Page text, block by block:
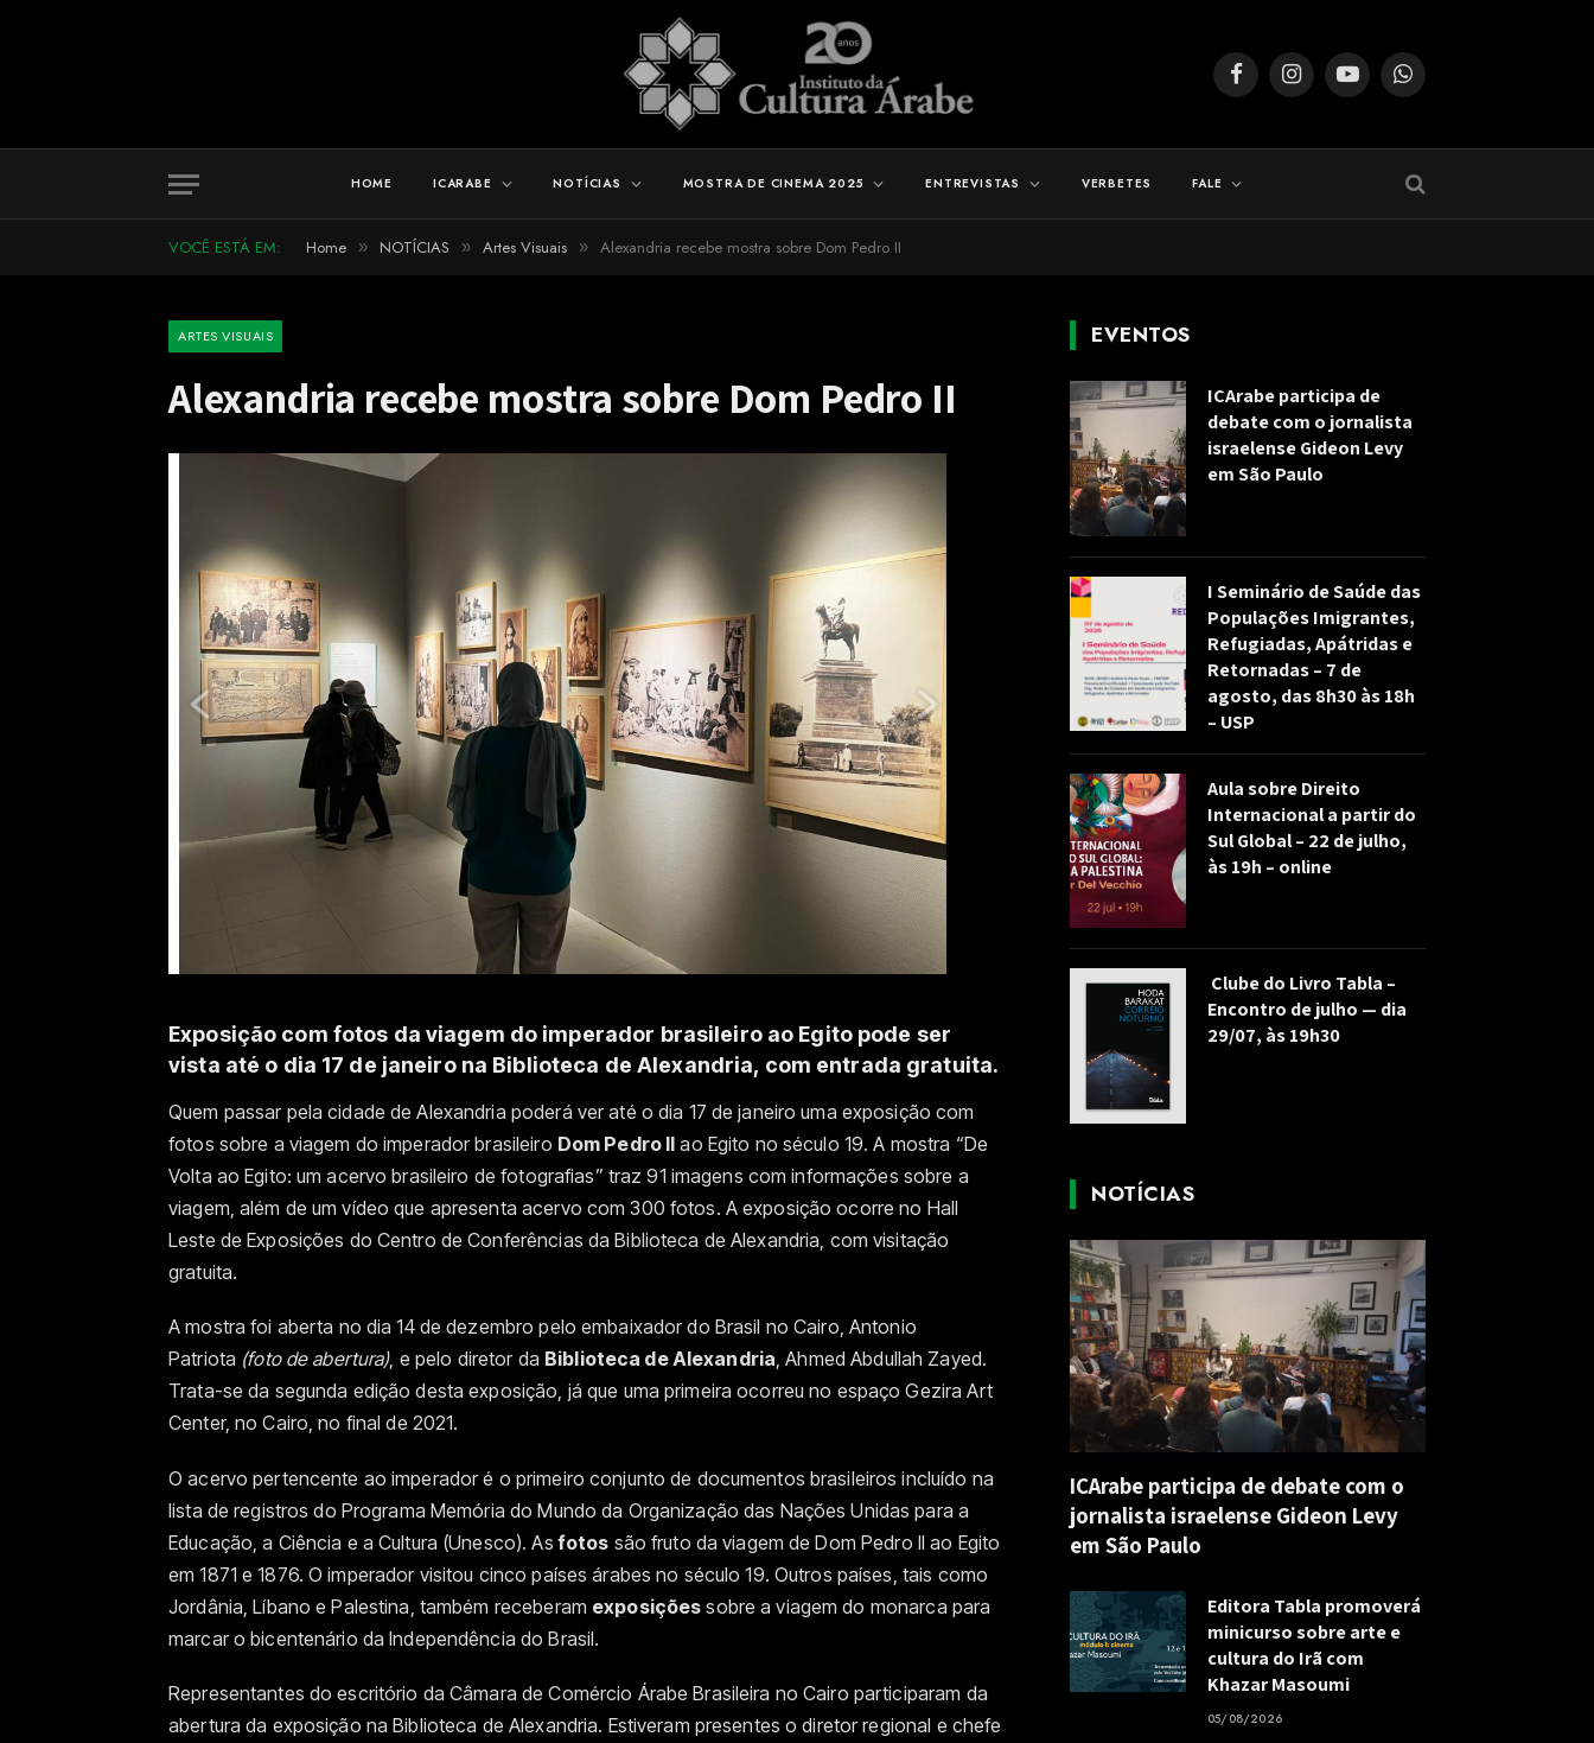
FacebookInstagramYouTubeWhatsApp
HOME ICARABE NOTÍCIAS MOSTRA DE CINEMA 2025 ENTREVISTAS VERBETES FALE
VOCÊ ESTÁ EM: Home » NOTÍCIAS » Artes Visuais » Alexandria recebe mostra sobre Dom Pedro II
ARTES VISUAIS
Alexandria recebe mostra sobre Dom Pedro II
Exposição com fotos da viagem do imperador brasileiro ao Egito pode ser
vista até o dia 17 de janeiro na Biblioteca de Alexandria, com entrada gratuita.
Quem passar pela cidade de Alexandria poderá ver até o dia 17 de janeiro uma exposição com
fotos sobre a viagem do imperador brasileiro Dom Pedro II ao Egito no século 19. A mostra “De
Volta ao Egito: um acervo brasileiro de fotografias” traz 91 imagens com informações sobre a
viagem, além de um vídeo que apresenta acervo com 300 fotos. A exposição ocorre no Hall
Leste de Exposições do Centro de Conferências da Biblioteca de Alexandria, com visitação
gratuita.
A mostra foi aberta no dia 14 de dezembro pelo embaixador do Brasil no Cairo, Antonio
Patriota (foto de abertura), e pelo diretor da Biblioteca de Alexandria, Ahmed Abdullah Zayed.
Trata-se da segunda edição desta exposição, já que uma primeira ocorreu no espaço Gezira Art
Center, no Cairo, no final de 2021.
O acervo pertencente ao imperador é o primeiro conjunto de documentos brasileiros incluído na
lista de registros do Programa Memória do Mundo da Organização das Nações Unidas para a
Educação, a Ciência e a Cultura (Unesco). As fotos são fruto da viagem de Dom Pedro II ao Egito
em 1871 e 1876. O imperador visitou cinco países árabes no século 19. Outros países, tais como
Jordânia, Líbano e Palestina, também receberam exposições sobre a viagem do monarca para
marcar o bicentenário da Independência do Brasil.
Representantes do escritório da Câmara de Comércio Árabe Brasileira no Cairo participaram da
abertura da exposição na Biblioteca de Alexandria. Estiveram presentes o diretor regional e chefe
EVENTOS
ICArabe participa de
debate com o jornalista
israelense Gideon Levy
em São Paulo
I Seminário de Saúde das
Populações Imigrantes,
Refugiadas, Apátridas e
Retornadas – 7 de
agosto, das 8h30 às 18h
– USP
Aula sobre Direito
Internacional a partir do
Sul Global – 22 de julho,
às 19h – online
Clube do Livro Tabla –
Encontro de julho — dia
29/07, às 19h30
NOTÍCIAS
ICArabe participa de debate com o
jornalista israelense Gideon Levy
em São Paulo
Editora Tabla promoverá
minicurso sobre arte e
cultura do Irã com
Khazar Masoumi
05/08/2026